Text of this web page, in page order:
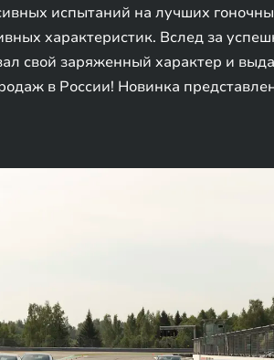
испытаний на лучших
характеристик. Вслед за
свой заряженный характер и
в России! Новинка